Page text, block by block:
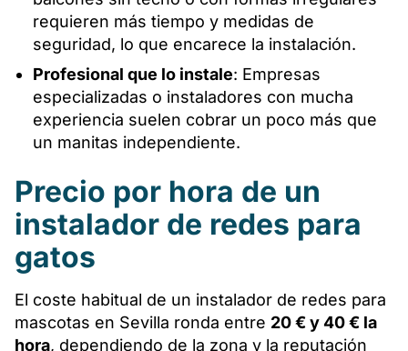
requieren más tiempo y medidas de
seguridad, lo que encarece la instalación.
Profesional que lo instale: Empresas
especializadas o instaladores con mucha
experiencia suelen cobrar un poco más que
un manitas independiente.
Precio por hora de un
instalador de redes para
gatos
El coste habitual de un instalador de redes para
mascotas en Sevilla ronda entre 20 € y 40 € la
hora, dependiendo de la zona y la reputación